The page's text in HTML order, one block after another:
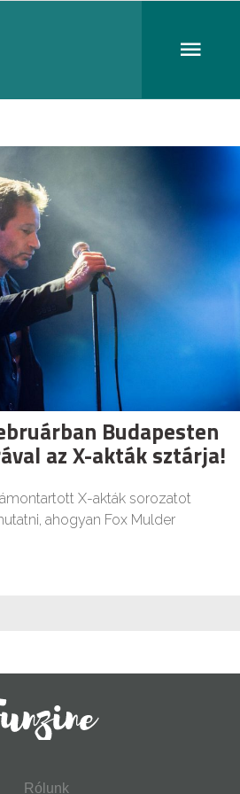
Budapesten
az X-akták sztárja!
X-akták sorozatot
ahogyan Fox Mulder
Rólunk